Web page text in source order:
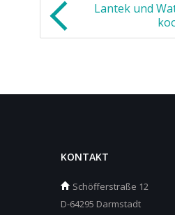
Lantek und
KONTAKT
Schöfferstraße 12
D-64295 Darmstadt